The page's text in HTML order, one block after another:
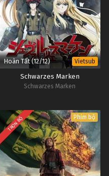
Hoàn Tất (12/12) Vietsub
Schwarzes Marken
Schwarzes Marken
TRỌN BỘ Phim bộ